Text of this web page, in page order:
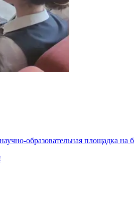
образовательная площадка